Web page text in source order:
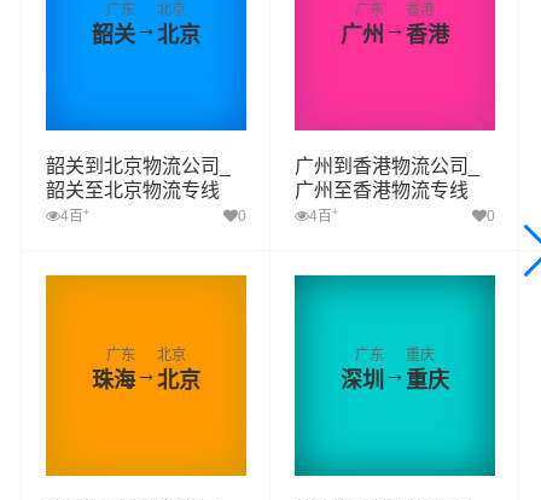
广东
韶关→
北京
北京
韶关到北京物流公司_
韶关至北京物流专线
4百 + 0
广东
广州 →
香港
香港
广州到香港物流公司_
广州至香港物流专线
4百 + 0
广东
珠海→
北京
北京
广东
深圳→
重庆
重庆